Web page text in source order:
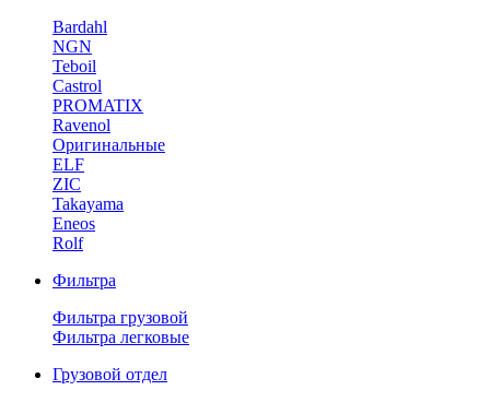
Bardahl
NGN
Teboil
Castrol
PROMATIX
Ravenol
Оригинальные
ELF
ZIC
Takayama
Eneos
Rolf
Фильтра
Фильтра грузовой
Фильтра легковые
Грузовой отдел